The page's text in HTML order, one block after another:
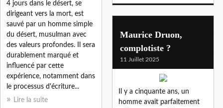
4 jours dans le désert, se
dirigeant vers la mort, est
sauvé par un homme simple
du désert, musulman avec
des valeurs profondes. Il sera
durablement marqué et
influencé par cette
expérience, notamment dans
le processus d'écriture...
Lire la suite
Maurice Druon,
complotiste ?
11 Juillet 2025
Il y a cinquante ans, un
homme avait parfaitement